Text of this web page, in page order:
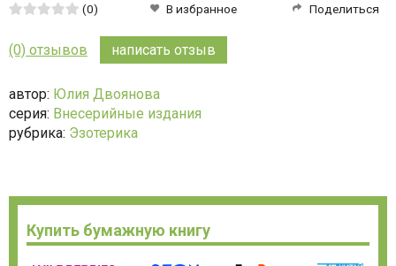
Средняя
из
(0) В избранное Поделиться
(0) отзывов написать отзыв
автор: Юлия Двоянова
серия: Внесерийные издания
рубрика: Эзотерика
Купить бумажную книгу